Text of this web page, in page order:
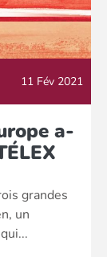
11 Fév 2021
a-
grandes
un